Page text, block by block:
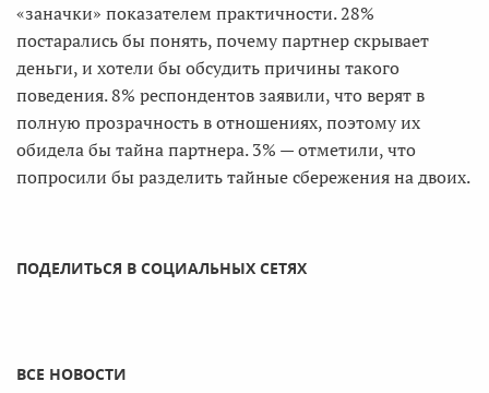
«заначки» показателем практичности. 28%
постарались бы понять, почему партнер скрывает
деньги, и хотели бы обсудить причины такого
поведения. 8% респондентов заявили, что верят в
полную прозрачность в отношениях, поэтому их
обидела бы тайна партнера. 3% — отметили, что
попросили бы разделить тайные сбережения на двоих.
ПОДЕЛИТЬСЯ В СОЦИАЛЬНЫХ СЕТЯХ
ВСЕ НОВОСТИ